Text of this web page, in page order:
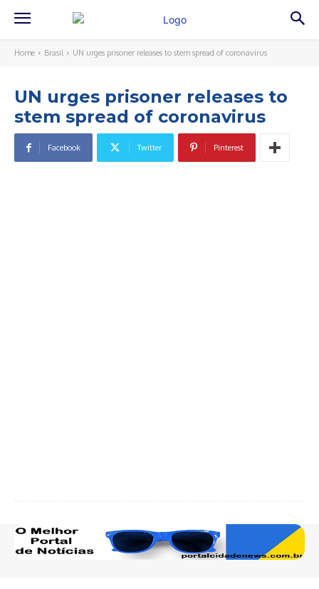
Home Brasil UN urges prisoner releases to stem spread of coronavirus
UN urges prisoner releases to
stem spread of coronavirus
Facebook Twitter Pinterest